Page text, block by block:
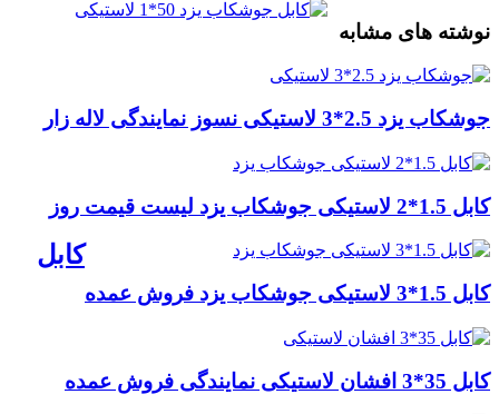
نوشته های مشابه
جوشکاب یزد 2.5*3 لاستیکی نسوز نمایندگی لاله زار
کابل 1.5*2 لاستیکی جوشکاب یزد لیست قیمت روز
کابل 1.5*3 لاستیکی جوشکاب یزد فروش عمده
کابل 35*3 افشان لاستیکی نمایندگی فروش عمده
کابل